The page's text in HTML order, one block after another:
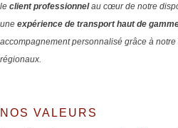
le client professionnelau cœur de notre
une expérience de transport haut de
accompagnement personnalisé grâce à
régionaux.
NOS VALEURS